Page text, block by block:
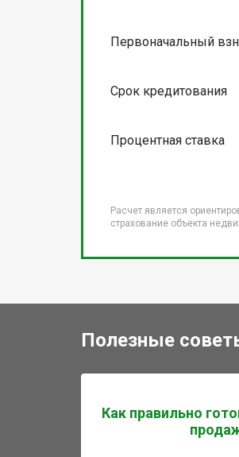
Первоначальный
Срок кредитования
Процентная ставка
Расчет является
страхование объекта
Полезные
Как правильно